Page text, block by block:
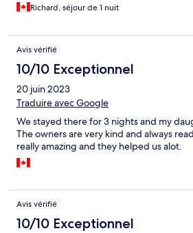
Richard, séjour de 1 nuit
Avis vérifié
10/10 Exceptionnel
20 juin 2023
Traduire avec Google
We stayed there for 3 nights and my
The owners are very kind and always
really amazing and they helped us alot.
Avis vérifié
10/10 Exceptionnel